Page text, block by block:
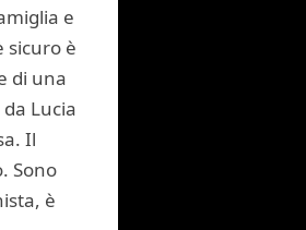
e
sicuro è
di una
Lucia
Il
Sono
è